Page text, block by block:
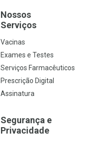
Nossos
Serviços
Vacinas
Exames e Testes
Serviços Farmacêuticos
Prescrição Digital
Assinatura
Segurança e
Privacidade